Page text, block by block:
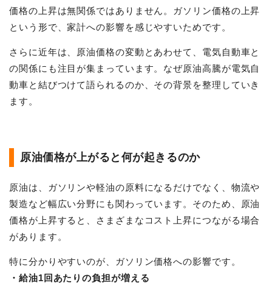
価格の上昇は無関係ではありません。ガソリン価格の上昇
という形で、家計への影響を感じやすいためです。
さらに近年は、原油価格の変動とあわせて、電気自動車と
の関係にも注目が集まっています。なぜ原油高騰が電気自
動車と結びつけて語られるのか、その背景を整理していき
ます。
原油価格が上がると何が起きるのか
原油は、ガソリンや軽油の原料になるだけでなく、物流や
製造など幅広い分野にも関わっています。そのため、原油
価格が上昇すると、さまざまなコスト上昇につながる場合
があります。
特に分かりやすいのが、ガソリン価格への影響です。
・給油1回あたりの負担が増える